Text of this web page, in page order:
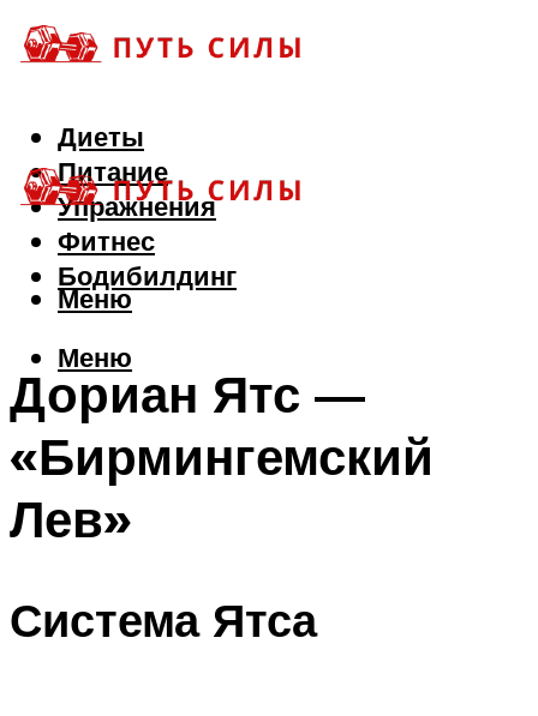
Диеты
Питание
Упражнения
Фитнес
Бодибилдинг
Меню
Меню
Дориан Ятс —
«Бирмингемский
Лев»
Система Ятса